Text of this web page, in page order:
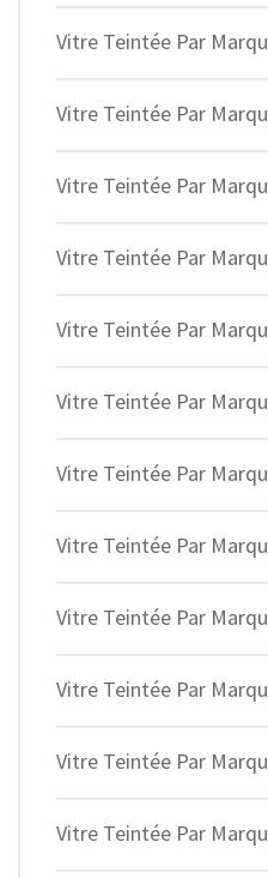
Vitre Teintée Par
Vitre Teintée Par
Vitre Teintée Par
Vitre Teintée Par
Vitre Teintée Par
Vitre Teintée Par
Vitre Teintée Par
Vitre Teintée Par
Vitre Teintée Par
Vitre Teintée Par
Vitre Teintée Par
Vitre Teintée Par